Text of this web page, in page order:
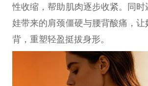
性收缩，帮助肌肉逐步收紧。同
娃带来的肩颈僵硬与腰背酸痛，
背，重塑轻盈挺拔身形。